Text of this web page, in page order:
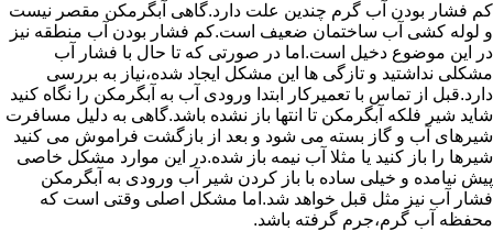
کم فشار بودن آب گرم چندین علت دارد.گاهی آبگرمکن مقصر نیست
و لوله کشی آب ساختمان ضعیف است.کم فشار بودن آب منطقه نیز
در این موضوع دخیل است.اما در صورتی که تا حال با فشار آب
مشکلی نداشتید و تازگی ها این مشکل ایجاد شده،نیاز به بررسی
دارد.قبل از تماس با تعمیرکار ابتدا ورودی آب به آبگرمکن را نگاه کنید
شاید شیر فلکه آبگرمکن تا انتها باز نشده باشد.گاهی به دلیل مسافرت
شیرهای آب و گاز بسته می شود و بعد از بازگشت فراموش می کنید
شیرها را باز کنید یا مثلا آب نیمه باز شده.در این موارد مشکل خاصی
پیش نیامده و خیلی ساده با باز کردن شیر آب ورودی به آبگرمکن
فشار آب نیز مثل قبل خواهد شد.اما مشکل اصلی وقتی است که
محفظه آب گرم،جرم گرفته باشد.